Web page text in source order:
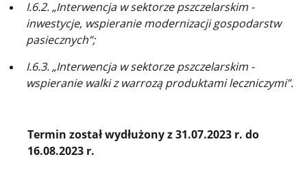
I.6.2. „Interwencja w sektorze pszczelarskim -
inwestycje, wspieranie modernizacji gospodarstw
pasiecznych”;
I.6.3. „Interwencja w sektorze pszczelarskim -
wspieranie walki z warrozą produktami leczniczymi”.
Termin został wydłużony z 31.07.2023 r. do
16.08.2023 r.